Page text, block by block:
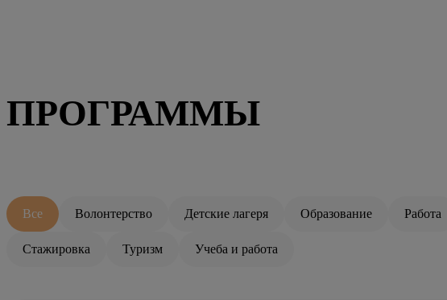
ПРОГРАММЫ
Все Волонтерство Детские лагеря Образование Работа
Стажировка Туризм Учеба и работа